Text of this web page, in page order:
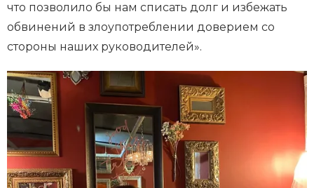
что позволило бы нам списать долг и избежать
обвинений в злоупотреблении доверием со
стороны наших руководителей».